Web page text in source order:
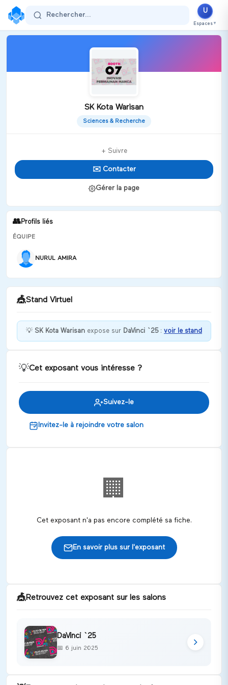
Rechercher...
U
Espaces ▼
SK Kota Warisan
Sciences & Recherche
+ Suivre
✉️ Contacter
Gérer la page
👥Profils liés
ÉQUIPE
NURUL AMIRA
🎪Stand Virtuel
Discuter
💡 SK Kota Warisan expose sur DaVinci `25: voir le stand
💡Cet exposant vous intéresse ?
Suivez-le
Invitez-le à rejoindre votre salon
🏢
Cet exposant n'a pas encore complété sa fiche.
En savoir plus sur l'exposant
🎪Retrouvez cet exposant sur les salons
DaVinci `25
📅 6 juin 2025